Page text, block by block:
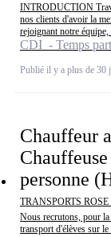
INTRODUCTION
nos clients d'avoir la
rejoignant notre équipe,
CDI - Temps
Publié il y a plus de 30
Chauffeur
personne
TRANSPORTS
Nous recrutons, pour
transport d'élèves sur